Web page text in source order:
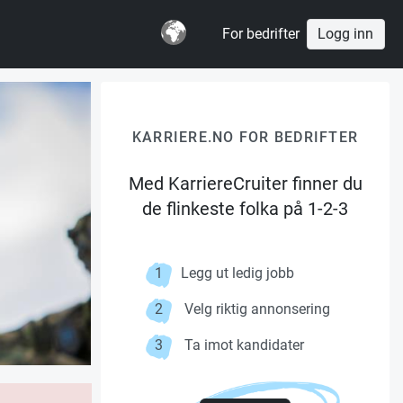
For bedrifter Logg inn
KARRIERE.NO FOR BEDRIFTER
Med KarriereCruiter finner du
de flinkeste folka på 1-2-3
1 Legg ut ledig jobb
2 Velg riktig annonsering
3 Ta imot kandidater